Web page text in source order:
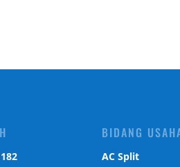
BIDANG
AC Split